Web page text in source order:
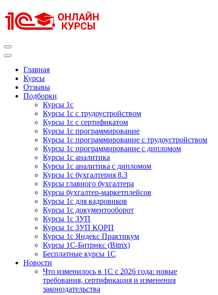
к
содержимому
Главная
Курсы
Отзывы
Подборки
Курсы 1с
Курсы 1с с трудоустройством
Курсы 1с с сертификатом
Курсы 1с программирование
Курсы 1с программирование с трудоустройством
Курсы 1с программирование с дипломом
Курсы 1с аналитика
Курсы 1с аналитика с дипломом
Курсы 1с бухгалтерия 8.3
Курсы главного бухгалтера
Курсы бухгалтер-маркетплейсов
Курсы 1с для кадровиков
Курсы 1с документооборот
Курсы 1с ЗУП
Курсы 1с ЗУП КОРП
Курсы 1с Яндекс Практикум
Курсы 1С-Битрикс (Bitrix)
Бесплатные курсы 1С
Новости
Что изменилось в 1С с 2026 года: новые
требования, сертификация и изменения
законодательства